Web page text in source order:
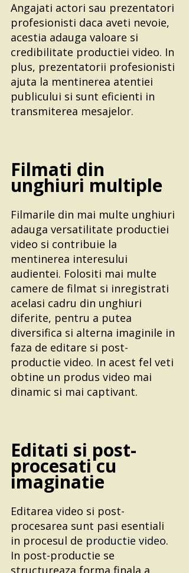
Angajati actori sau prezentatori
profesionisti daca aveti nevoie,
acestia adauga valoare si
credibilitate productiei video. In
plus, prezentatorii profesionisti
ajuta la mentinerea atentiei
publicului si sunt eficienti in
transmiterea mesajelor.
Filmati din
unghiuri multiple
Filmarile din mai multe unghiuri
adauga versatilitate productiei
video si contribuie la
mentinerea interesului
audientei. Folositi mai multe
camere de filmat si inregistrati
acelasi cadru din unghiuri
diferite, pentru a putea
diversifica si alterna imaginile in
faza de editare si post-
productie video. In acest fel veti
obtine un produs video mai
dinamic si mai captivant.
Editati si post-
procesati cu
imaginatie
Editarea video si post-
procesarea sunt pasi esentiali
in procesul de productie video.
In post-productie se